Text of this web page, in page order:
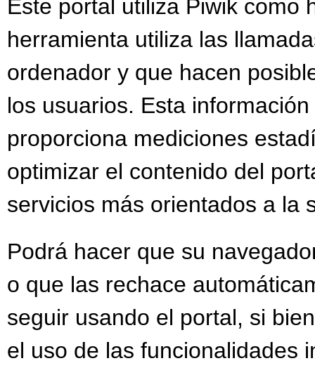
Este portal utiliza Piwik como
herramienta utiliza las
ordenador y que hacen
los usuarios. Esta
proporciona mediciones
optimizar el contenido del
servicios más orientados a la
Podrá hacer que su
o que las rechace
seguir usando el portal, si
el uso de las funcionalidades